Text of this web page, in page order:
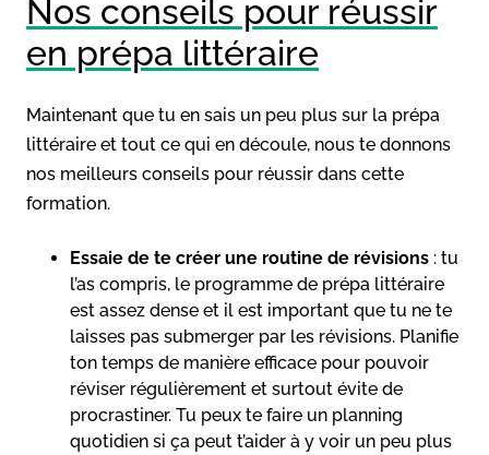
Nos conseils pour réussir
en prépa littéraire
Maintenant que tu en sais un peu plus sur la prépa
littéraire et tout ce qui en découle, nous te donnons
nos meilleurs conseils pour réussir dans cette
formation.
Essaie de te créer une routine de révisions : tu
l’as compris, le programme de prépa littéraire
est assez dense et il est important que tu ne te
laisses pas submerger par les révisions. Planifie
ton temps de manière efficace pour pouvoir
réviser régulièrement et surtout évite de
procrastiner. Tu peux te faire un planning
quotidien si ça peut t’aider à y voir un peu plus